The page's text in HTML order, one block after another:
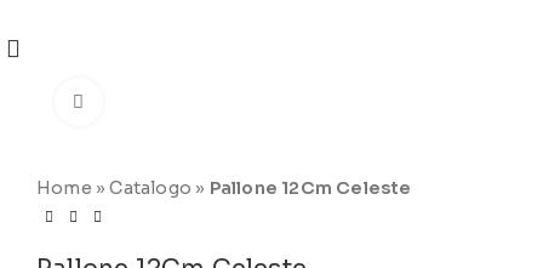
Home »Catalogo » Pallone 12Cm Celeste